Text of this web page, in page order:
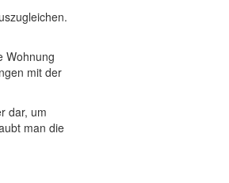
Wohnung
mit der
dar, um
man die